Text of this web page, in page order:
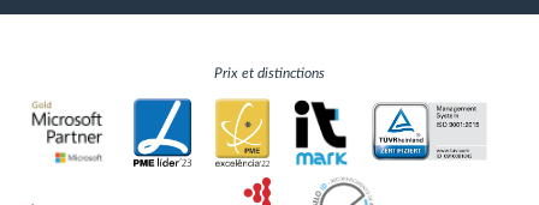
Prix et distinctions